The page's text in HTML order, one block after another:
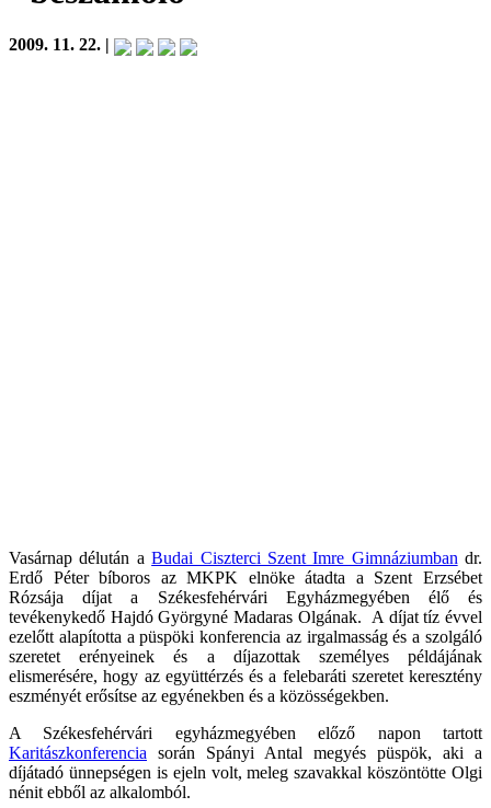
2009. 11. 22. |
Vasárnap délután aBudai Ciszterci Szent Imre Gimnáziumban dr.
Erdő Péter bíboros az MKPK elnöke átadta a Szent Erzsébet
Rózsája díjat a Székesfehérvári Egyházmegyében élő és
tevékenykedő Hajdó Györgyné Madaras Olgának. A díjat tíz évvel
ezelőtt alapította a püspöki konferencia az irgalmasság és a szolgáló
szeretet erényeinek és a díjazottak személyes példájának
elismerésére, hogy az együttérzés és a felebaráti szeretet keresztény
eszményét erősítse az egyénekben és a közösségekben.
A Székesfehérvári egyházmegyében előző napon tartott
Karitászkonferencia során Spányi Antal megyés püspök, aki a
díjátadó ünnepségen is ejeln volt, meleg szavakkal köszöntötte Olgi
nénit ebből az alkalomból.